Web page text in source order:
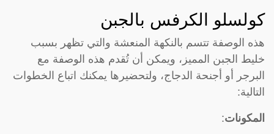
كولسلو الكرفس بالجبن
هذه الوصفة تتسم بالنكهة المنعشة والتي تظهر بسبب
خليط الجبن المميز، ويمكن أن تُقدم هذه الوصفة مع
البرجر أو أجنحة الدجاج، ولتحضيرها يمكنك اتباع الخطوات
التالية:
المكونات: